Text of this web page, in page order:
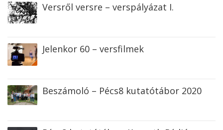
Versről versre – verspályázat I.
Jelenkor 60 – versfilmek
Beszámoló – Pécs8 kutatótábor 2020